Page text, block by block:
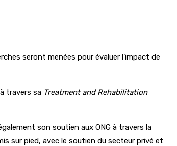
seront menées pour évaluer l’impact de
travers sa Treatment and Rehabilitation
son soutien aux ONG à travers la
sur pied, avec le soutien du secteur privé et